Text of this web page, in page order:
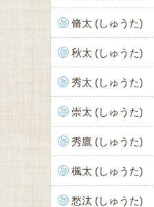
脩太 (しゅうた)
秋太 (しゅうた)
秀太 (しゅうた)
崇太 (しゅうた)
秀鷹 (しゅうた)
楓太 (しゅうた)
愁汰 (しゅうた)